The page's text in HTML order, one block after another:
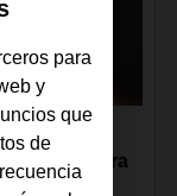
la tercera
para
y
que
de